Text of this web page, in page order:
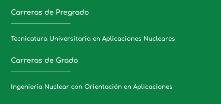
Carreras de Pregrado
Tecnicatura Universitaria en Aplicaciones Nucleares
Carreras de Grado
Ingeniería Nuclear con Orientación en Aplicaciones